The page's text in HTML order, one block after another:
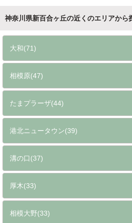
神奈川県新百合ヶ丘の近くのエリアから
大和(71)
相模原(47)
たまプラーザ(44)
港北ニュータウン(39)
溝の口(37)
厚木(33)
相模大野(33)